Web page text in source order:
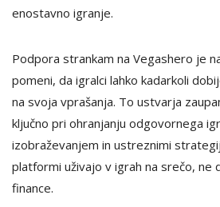
enostavno igranje.
Podpora strankam na Vegashero je
pomeni, da igralci lahko kadarkoli
na svoja vprašanja. To ustvarja
ključno pri ohranjanju odgovornega
izobraževanjem in ustreznimi
platformi uživajo v igrah na srečo, ne
finance.